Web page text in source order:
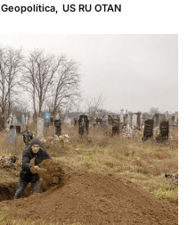
Geopolítica,US RU OTAN